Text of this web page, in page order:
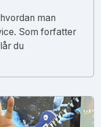
man
Som forfatter
du